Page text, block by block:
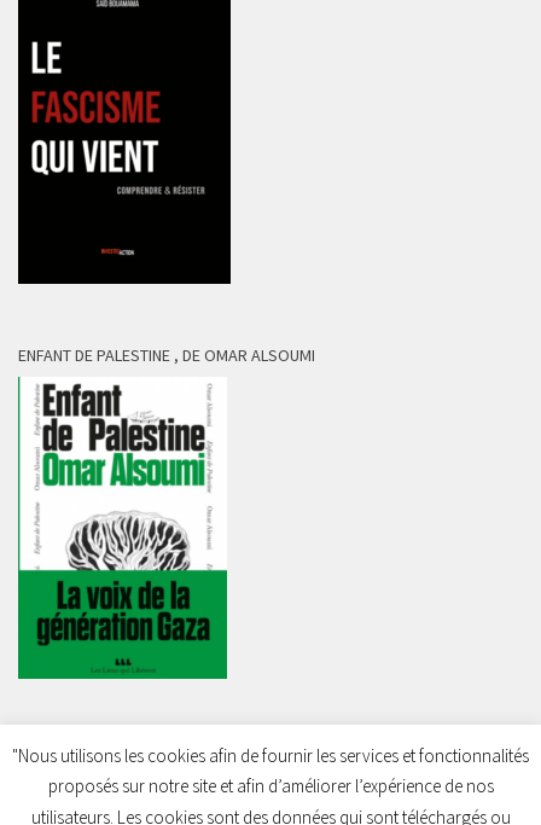
ENFANT DE PALESTINE , DE OMAR ALSOUMI
Charleroi Pour la Palestine © 2026. Tous droits réservés.
"Nous utilisons les cookies afin de fournir les services et fonctionnalités
proposés sur notre site et afin d’améliorer l’expérience de nos
utilisateurs. Les cookies sont des données qui sont téléchargés ou